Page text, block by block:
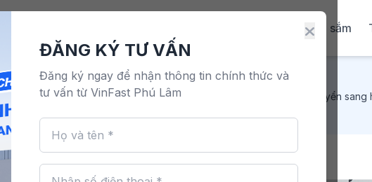
Mua sắm
Ô tô điện. Các khách hàng đang sử dụng dịch vụ thuê pin có thể chuyển
ĐĂNG KÝ TƯ VẤN
Đăng ký ngay để nhận thông tin chính thức và
tư vấn từ VinFast Phú Lâm